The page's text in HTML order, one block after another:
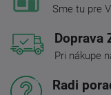
Sme tu pre
Doprava
Pri nákupe
Radi